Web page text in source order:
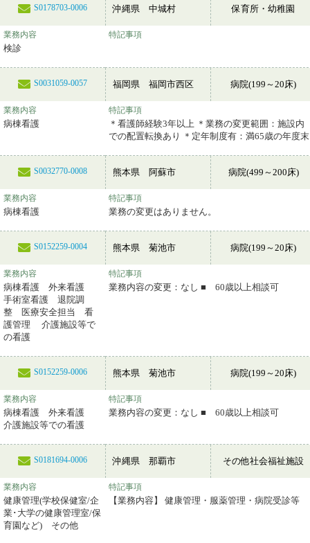
S0178703-0006 沖縄県 中城村 保育所・幼稚園
業務内容
検診
特記事項
S0031059-0057 福岡県 福岡市西区 病院(199～20床)
業務内容
病棟看護
特記事項
＊看護師経験3年以上 ＊業務の変更範囲：施設内
での配置転換あり ＊定年制度有：満65歳の年度末
S0032770-0008 熊本県 阿蘇市 病院(499～200床)
業務内容
病棟看護
特記事項
業務の変更はありません。
S0152259-0004 熊本県 菊池市 病院(199～20床)
業務内容
病棟看護 外来看護
手術室看護 退院調
整 医療安全担当 看
護管理 介護施設等で
の看護
特記事項
業務内容の変更：なし ■ 60歳以上相談可
S0152259-0006 熊本県 菊池市 病院(199～20床)
業務内容
病棟看護 外来看護
介護施設等での看護
特記事項
業務内容の変更：なし ■ 60歳以上相談可
S0181694-0006 沖縄県 那覇市 その他社会福祉施設
業務内容
健康管理(学校保健室/企
業･大学の健康管理室/保
育園など) その他
特記事項
【業務内容】 健康管理・服薬管理・病院受診等